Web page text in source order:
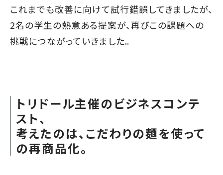
これまでも改善に向けて試行錯誤してきましたが、
2名の学生の熱意ある提案が、再びこの課題への
挑戦につながっていきました。
トリドール主催のビジネスコンテ
スト、
考えたのは、こだわりの麺を使って
の再商品化。